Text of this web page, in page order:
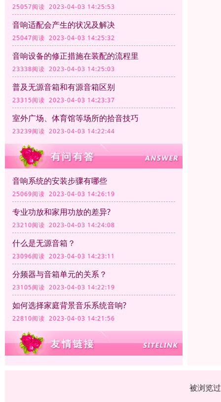
25057阅读 2023-04-03 14:25:53
音响适配会产生的状况及解决
25047阅读 2023-04-03 14:25:32
音响设备的修正措施在装配的流程里
23338阅读 2023-04-03 14:25:03
普及无源音箱和有源音箱区别
23315阅读 2023-04-03 14:23:37
室外广场、体育馆等场所的拾音技巧
23239阅读 2023-04-03 14:22:44
音响系统的安装步骤有哪些
25069阅读 2023-04-03 14:26:19
专业功放和家用功放的差异?
23210阅读 2023-04-03 14:24:08
什么是无源音箱？
23096阅读 2023-04-03 14:23:11
分频器与音箱单元的关系？
23105阅读 2023-04-03 14:22:19
如何选择家庭背景音乐系统音响?
22810阅读 2023-04-03 14:21:56
被浏览